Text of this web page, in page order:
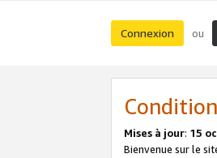
Connexion ou
Mises à jour: 15
Bienvenue sur le